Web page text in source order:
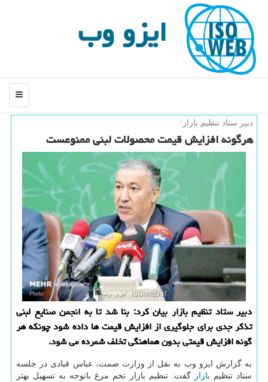
ایزو وب
منو
دبیر ستاد تنظیم بازار:
هرگونه افزایش قیمت محصولات لبنی ممنوعست
دبیر ستاد تنظیم بازار بیان کرد: بنا شد تا به انجمن صنایع لبنی
تذکر جدی برای جلوگیری از افزایش قیمت ها داده شود چونکه هر
گونه افزایش قیمتی بدون هماهنگی تخلف شمرده می شود.
به گزارش ایزو وب به نقل از وزارت صمت، عباس قبادی در جلسه
ستاد تنظیم بازار
گفت: تنظیم بازار تخم مرغ باتوجه به تسهیل بهتر